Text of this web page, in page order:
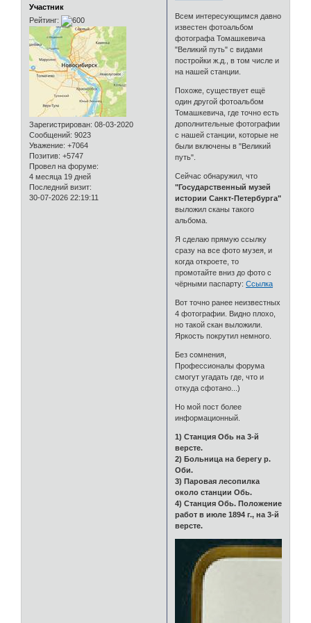
Участник
Рейтинг:
Зарегистрирован: 08-03-2020
Сообщений: 9023
Уважение: +7064
Позитив: +5747
Провел на форуме:
4 месяца 19 дней
Последний визит:
30-07-2026 22:19:11
Всем интересующимся давно
известен фотоальбом
фотографа Томашкевича
"Великий путь" с видами
постройки ж.д., в том числе и
на нашей станции.
Похоже, существует ещё
один другой фотоальбом
Томашкевича, где точно есть
дополнительные фотографии
с нашей станции, которые не
были включены в "Великий
путь".
Сейчас обнаружил, что
"Государственный музей
истории Санкт-Петербурга"
выложил сканы такого
альбома.
Я сделаю прямую ссылку
сразу на все фото музея, и
когда откроете, то
промотайте вниз до фото с
чёрными паспарту:Ссылка
Вот точно ранее неизвестных
4 фотографии. Видно плохо,
но такой скан выложили.
Яркость покрутил немного.
Без сомнения,
Профессионалы форума
смогут угадать где, что и
откуда сфотано...)
Но мой пост более
информационный.
1) Станция Обь на 3-й
версте.
2) Больница на берегу р.
Оби.
3) Паровая лесопилка
около станции Обь.
4) Станция Обь. Положение
работ в июле 1894 г., на 3-й
версте.